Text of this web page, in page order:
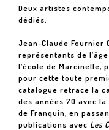
Deux artistes
dédiés.
Jean-Claude Fournier
représentants de
l’école de Marcinelle,
pour cette toute
catalogue retrace la
des années 70 avec la
de Franquin, en
publications avec Les